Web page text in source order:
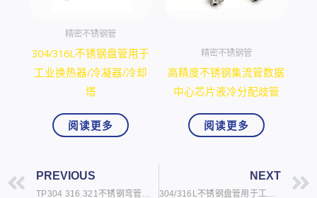
精密不锈钢管
304/316L不锈钢盘管用于
工业换热器/冷凝器/冷却
塔
阅读更多
精密不锈钢管
高精度不锈钢集流管数据
中心芯片液冷分配歧管
阅读更多
上一页
PREVIOUS NEXT